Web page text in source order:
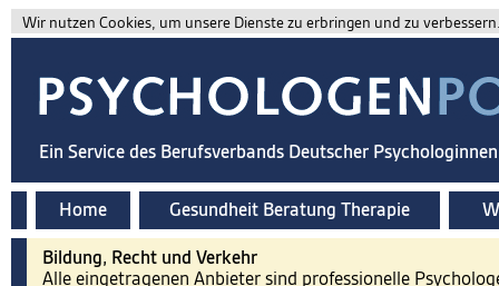
Wir nutzen Cookies, um unsere Dienste zu erbringen und zu
Ein Service des Berufsverbands Deutscher
Home Gesundheit Beratung Therapie
Bildung, Recht und Verkehr
Alle eingetragenen Anbieter sind professionelle